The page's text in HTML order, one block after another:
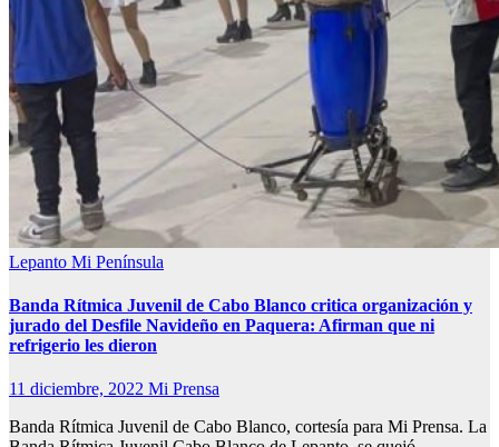
Lepanto Mi Península
Banda Rítmica Juvenil de Cabo Blanco critica organización y
jurado del Desfile Navideño en Paquera: Afirman que ni
refrigerio les dieron
11 diciembre, 2022 Mi Prensa
Banda Rítmica Juvenil de Cabo Blanco, cortesía para Mi Prensa. La